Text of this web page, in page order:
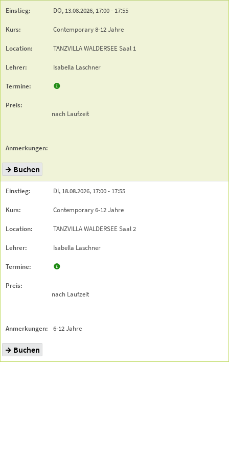
DO, 13.08.2026, 17:00 - 17:55
Contemporary 8-12 Jahre
TANZVILLA WALDERSEE Saal 1
Isabella Laschner
nach Laufzeit
Buchen
DI, 18.08.2026, 17:00 - 17:55
Contemporary 6-12 Jahre
TANZVILLA WALDERSEE Saal 2
Isabella Laschner
nach Laufzeit
6-12 Jahre
Buchen